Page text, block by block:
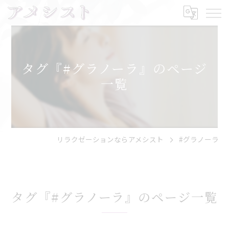
タグ『#グラノーラ』のページ
一覧
リラクゼーションならアメシスト #グラノーラ
タグ『#グラノーラ』のページ一覧